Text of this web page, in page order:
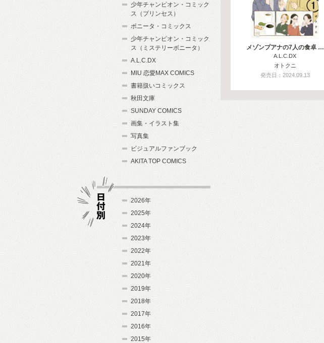
メゾンプアナの7人の食卓 …
A.L.C.DX
オトクニ
発売日：2024.09.13
少年チャンピオン・コミック
ス（プリンセス）
ボニータ・コミックス
少年チャンピオン・コミック
ス（ミステリーボニータ）
A.L.C.DX
MIU 恋愛MAX COMICS
書籍扱いコミックス
秋田文庫
SUNDAY COMICS
画集・イラスト集
写真集
ビジュアルファンブック
AKITA TOP COMICS
2026年
2025年
2024年
2023年
2022年
2021年
2020年
2019年
2018年
2017年
2016年
2015年